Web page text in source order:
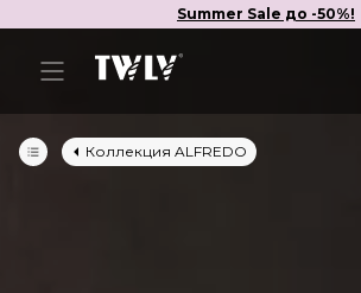
Summer Sale до -50%!
Коллекция ALFREDO